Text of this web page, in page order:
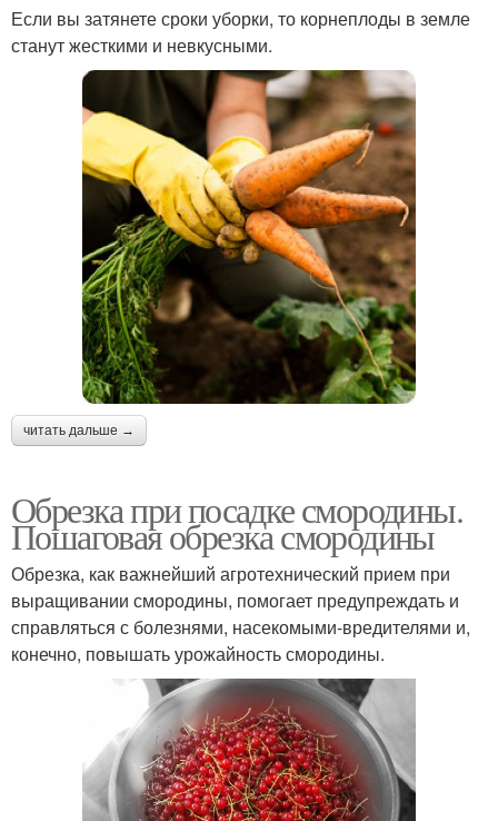
Если вы затянете сроки уборки, то корнеплоды в земле
станут жесткими и невкусными.
читать дальше →
Обрезка при посадке смородины.
Пошаговая обрезка смородины
Обрезка, как важнейший агротехнический прием при
выращивании смородины, помогает предупреждать и
справляться с болезнями, насекомыми-вредителями и,
конечно, повышать урожайность смородины.